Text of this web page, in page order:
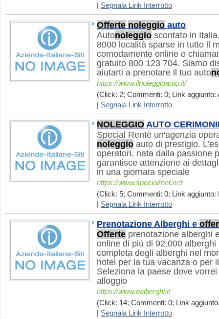
Segnala Link Interrotto
Offerte noleggio auto
Autonoleggio scontato in
8000 località sparse in tutto il
comodamente online o
gratuito 800 123 704. Siamo
aiutarti a prenotare il tuo auto
https://www.ilnoleggioauto.it/
(Click: 2; Commenti: 0; Link aggiunto:
Segnala Link Interrotto
NOLEGGIO AUTO
Special Rentè un'agenzia
noleggio auto di prestigio.
operatori, nata dalla passione
garantisce attenzione ai
in una giornata speciale
https://www.specialrent.net
(Click: 5; Commenti: 0; Link aggiunto:
Segnala Link Interrotto
Prenotazione Alberghi e
Offerte prenotazione alberghi
online di più di 92.000
completa degli alberghi nel
hotel per la tua vacanza o per
Seleziona la paese dove
alloggio
https://www.ealberghi.it
(Click: 14; Commenti: 0; Link
Segnala Link Interrotto